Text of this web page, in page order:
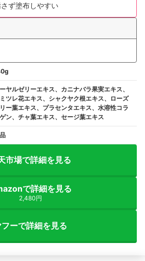
ず塗布しやすい
ヤルゼリーエキス、カニナバラ果実エキス、
ツレ花エキス、シャクヤク根エキス、ローズ
ー葉エキス、プラセンタエキス、水溶性コラ
ン、チャ葉エキス、セージ葉エキス
市場で詳細を見る
で詳細を見る
2,480円
フーで詳細を見る